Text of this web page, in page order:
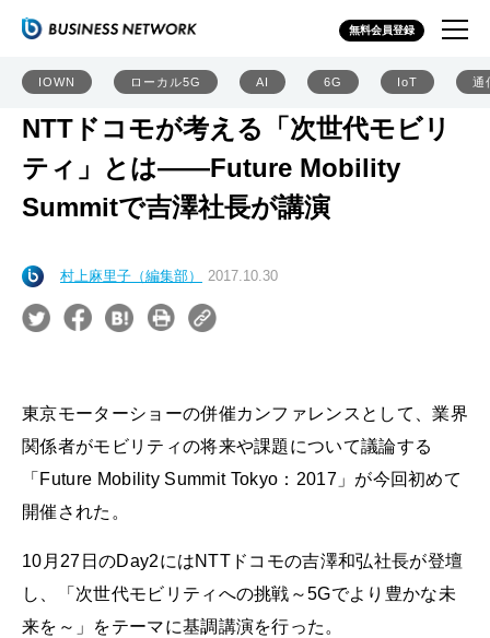
無料会員登録
IOWN ローカル5G AI 6G IoT 通
NTTドコモが考える「次世代モビリ
ティ」とは――Future Mobility
Summitで吉澤社長が講演
村上麻里子（編集部） 2017.10.30
東京モーターショーの併催カンファレンスとして、業界
関係者がモビリティの将来や課題について議論する
「Future Mobility Summit Tokyo：2017」が今回初めて
開催された。
10月27日のDay2にはNTTドコモの吉澤和弘社長が登壇
し、「次世代モビリティへの挑戦～5Gでより豊かな未
来を～」をテーマに基調講演を行った。